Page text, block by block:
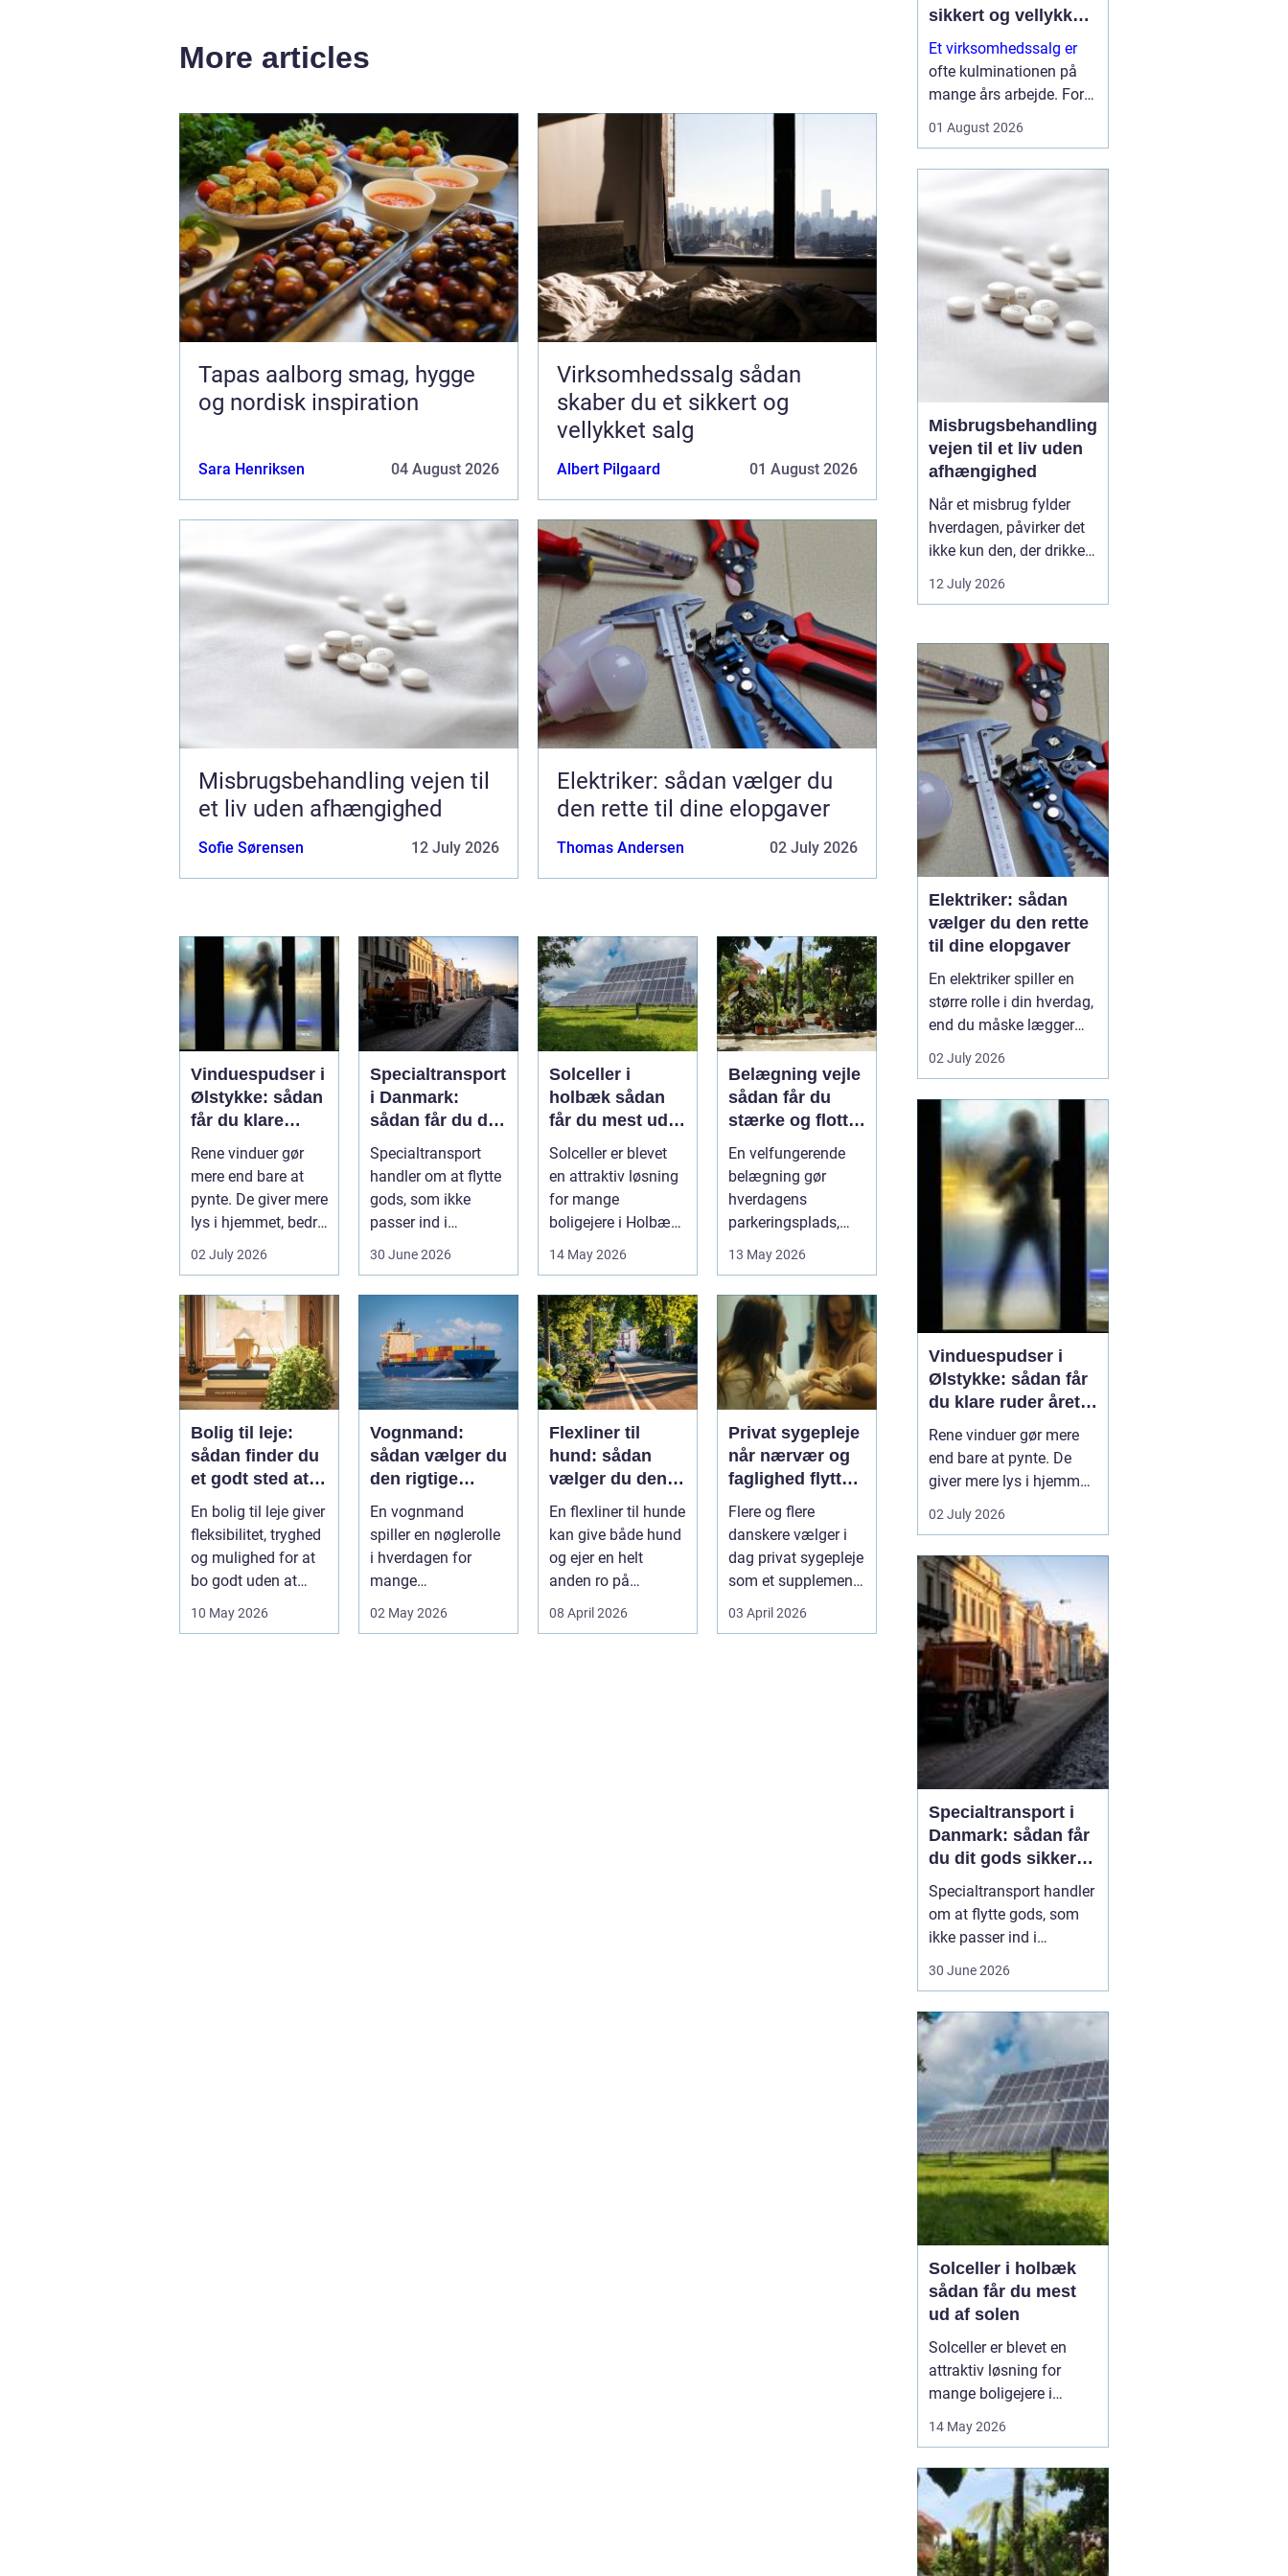
More articles
Tapas aalborg smag, hygge
og nordisk inspiration
Sara Henriksen 04 August 2026
Virksomhedssalg sådan
skaber du et sikkert og
vellykket salg
Albert Pilgaard 01 August 2026
Misbrugsbehandling vejen til
et liv uden afhængighed
Sofie Sørensen 12 July 2026
Elektriker: sådan vælger du
den rette til dine elopgaver
Thomas Andersen 02 July 2026
Vinduespudser i
Ølstykke: sådan
får du klare
ruder året rundt
Rene vinduer gør
mere end bare at
pynte. De giver mere
lys i hjemmet, bedre
udsigt og et p&ae...
02 July 2026
Specialtransport
i Danmark:
sådan får du dit
gods sikkert
frem
Specialtransport
handler om at flytte
gods, som ikke
passer ind i
godstransp...
30 June 2026
Solceller i
holbæk sådan
får du mest ud
af solen
Solceller er blevet
en attraktiv løsning
for mange
boligejere i Holbæk
ønsker at sæn...
14 May 2026
Belægning vejle
sådan får du
stærke og flotte
udendørs
arealer
En velfungerende
belægning gør
hverdagens
parkeringsplads,
gårdsplads både
pæn og pra...
13 May 2026
Bolig til leje:
sådan finder du
et godt sted at
bo
En bolig til leje giver
fleksibilitet, tryghed
og mulighed for at
bo godt uden at
10 May 2026
Vognmand:
sådan vælger du
den rigtige
samarbejdspart
ner
En vognmand
spiller en nøglerolle
i hverdagen for
mange
02 May 2026
Flexliner til
hund: sådan
vælger du den
rigtige
En flexliner til hunde
kan give både hund
og ejer en helt
anden ro på
gåturen. Hun...
08 April 2026
Privat sygepleje
når nærvær og
faglighed flytter
hjem i stuen
Flere og flere
danskere vælger i
dag privat sygepleje
som et supplement
eller alternativ til det
off...
03 April 2026
sikkert og vellykket
salg
Et virksomhedssalg er
ofte kulminationen på
mange års arbejde. For
om at trække sig tilbage.
strategisk skridt for at
investeringer. Uanset
årsagen er...
01 August 2026
Misbrugsbehandling
vejen til et liv uden
afhængighed
Når et misbrug fylder
hverdagen, påvirker det
ikke kun den, der drikker,
tager stoffer eller
medicin. Det rammer
arbejdsliv. Mange venter
længe med at søge
hjælp, fordi skam, frygt
og usikkerhed står i
vejen. Men professionel
...
12 July 2026
Elektriker: sådan
vælger du den rette
til dine elopgaver
En elektriker spiller en
større rolle i din hverdag,
end du måske lægger
mærke til. Alt fra lys i
stuen, stikkontakter i
internetforbindelse til
sikkerhedsanlæg og
ventilation kræver
professione...
02 July 2026
Vinduespudser i
Ølstykke: sådan får
du klare ruder året
rundt
Rene vinduer gør mere
end bare at pynte. De
giver mere lys i hjemmet,
bedre udsigt og et
pænere indtryk, når
træder ind. Mange i
Ølstykke står dog med
samme udfordring:
Tiden, kræf...
02 July 2026
Specialtransport i
Danmark: sådan får
du dit gods sikkert
frem
Specialtransport handler
om at flytte gods, som
ikke passer ind i
for langt eller for tungt til
bare at kunne læsses på
en almindelig lastbil.
Når...
30 June 2026
Solceller i holbæk
sådan får du mest
ud af solen
Solceller er blevet en
attraktiv løsning for
mange boligejere i
ønsker at sænke
gøre noget godt for
klimaet. Med de stigende
energipriser og en øget
interesse for grøn
14 May 2026